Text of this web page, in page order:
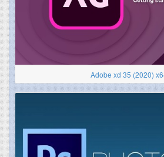
Adobe xd 35 (2020)